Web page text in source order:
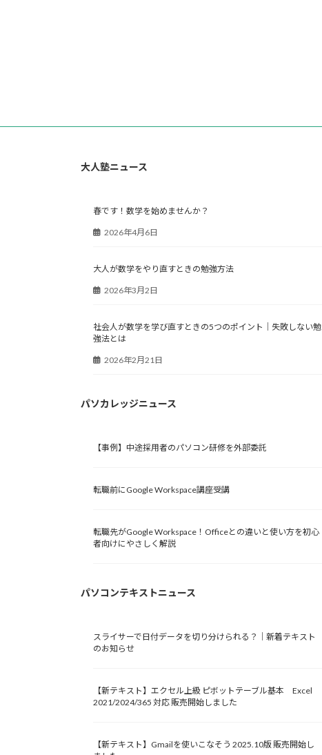
大人塾ニュース
春です！数学を始めませんか？
2026年4月6日
大人が数学をやり直すときの勉強方法
2026年3月2日
社会人が数学を学び直すときの5つのポイント｜失敗しない勉
強法とは
2026年2月21日
パソカレッジニュース
【事例】中途採用者のパソコン研修を外部委託
転職前にGoogle Workspace講座受講
転職先がGoogle Workspace！Officeとの違いと使い方を初心
者向けにやさしく解説
パソコンテキストニュース
スライサーで日付データを切り分けられる？｜新着テキスト
のお知らせ
【新テキスト】エクセル上級 ピボットテーブル基本 Excel
2021/2024/365 対応 販売開始しました
【新テキスト】Gmailを使いこなそう 2025.10版 販売開始し